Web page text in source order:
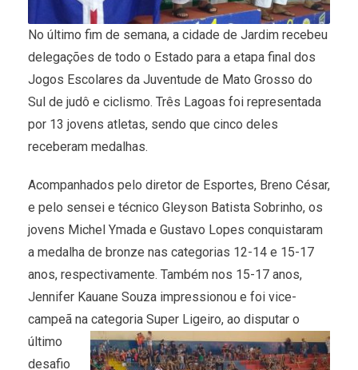
No último fim de semana, a cidade de Jardim recebeu
delegações de todo o Estado para a etapa final dos
Jogos Escolares da Juventude de Mato Grosso do
Sul de judô e ciclismo. Três Lagoas foi representada
por 13 jovens atletas, sendo que cinco deles
receberam medalhas.
Acompanhados pelo diretor de Esportes, Breno César,
e pelo sensei e técnico Gleyson Batista Sobrinho, os
jovens Michel Ymada e Gustavo Lopes conquistaram
a medalha de bronze nas categorias 12-14 e 15-17
anos, respectivamente. Também nos 15-17 anos,
Jennifer Kauane Souza impressionou e foi vice-
campeã na categoria Super Ligeiro, ao disputar o
último
desafio